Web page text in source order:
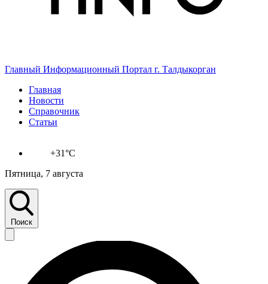
Главный Информационный Портал г. Талдыкорган
Главная
Новости
Справочник
Статьи
+31°C
Пятница, 7 августа
Поиск